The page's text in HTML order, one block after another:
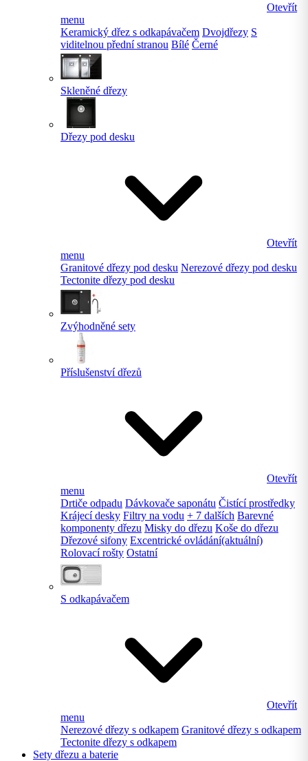
Otevřít
menu
Keramický dřez s odkapávačem Dvojdřezy S
viditelnou přední stranou Bílé Černé
Skleněné dřezy
Dřezy pod desku
Otevřít
menu
Granitové dřezy pod desku Nerezové dřezy pod desku
Tectonite dřezy pod desku
Zvýhodněné sety
Příslušenství dřezů
Otevřít
menu
Drtiče odpadu Dávkovače saponátu Čistící prostředky
Krájecí desky Filtry na vodu + 7 dalších Barevné
komponenty dřezu Misky do dřezu Koše do dřezu
Dřezové sifony Excentrické ovládání(aktuální)
Rolovací rošty Ostatní
S odkapávačem
Otevřít
menu
Nerezové dřezy s odkapem Granitové dřezy s odkapem
Tectonite dřezy s odkapem
Sety dřezu a baterie